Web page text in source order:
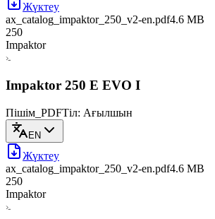
Жүктеу
ax_catalog_impaktor_250_v2-en.pdf4.6 MB
250
Impaktor
Impaktor 250 E EVO I
Пішім_PDFТіл: Ағылшын
EN
Жүктеу
ax_catalog_impaktor_250_v2-en.pdf4.6 MB
250
Impaktor